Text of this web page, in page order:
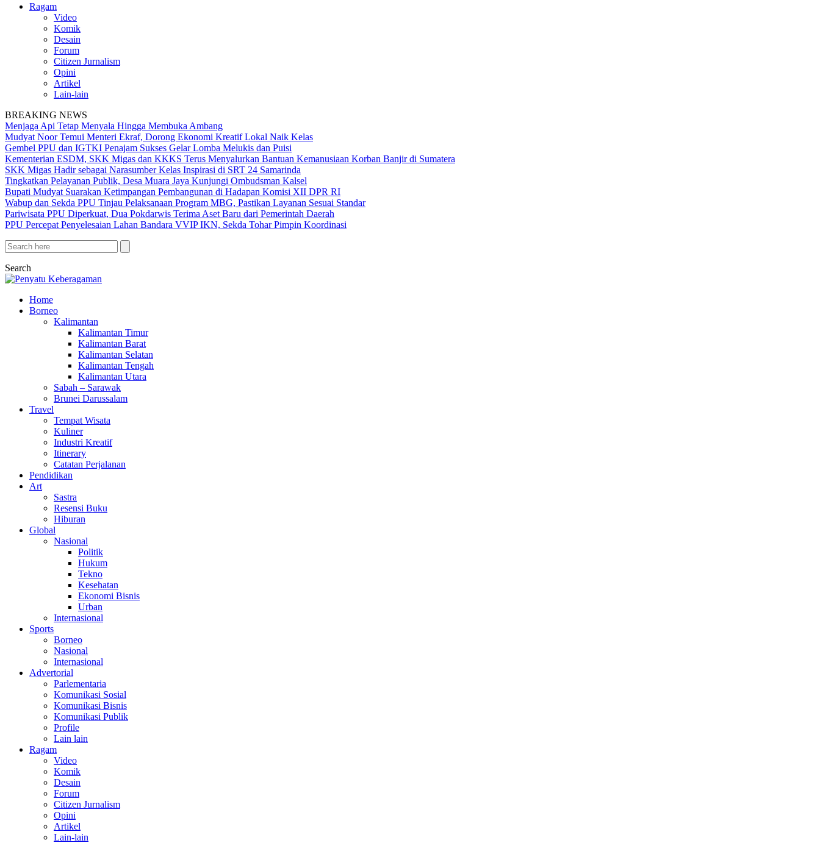
Ragam
Video
Komik
Desain
Forum
Citizen Jurnalism
Opini
Artikel
Lain-lain
BREAKING NEWS
Menjaga Api Tetap Menyala Hingga Membuka Ambang
Mudyat Noor Temui Menteri Ekraf, Dorong Ekonomi Kreatif Lokal Naik Kelas
Gembel PPU dan IGTKI Penajam Sukses Gelar Lomba Melukis dan Puisi
Kementerian ESDM, SKK Migas dan KKKS Terus Menyalurkan Bantuan Kemanusiaan Korban Banjir di Sumatera
SKK Migas Hadir sebagai Narasumber Kelas Inspirasi di SRT 24 Samarinda
Tingkatkan Pelayanan Publik, Desa Muara Jaya Kunjungi Ombudsman Kalsel
Bupati Mudyat Suarakan Ketimpangan Pembangunan di Hadapan Komisi XII DPR RI
Wabup dan Sekda PPU Tinjau Pelaksanaan Program MBG, Pastikan Layanan Sesuai Standar
Pariwisata PPU Diperkuat, Dua Pokdarwis Terima Aset Baru dari Pemerintah Daerah
PPU Percepat Penyelesaian Lahan Bandara VVIP IKN, Sekda Tohar Pimpin Koordinasi
Search
Home
Borneo
Kalimantan
Kalimantan Timur
Kalimantan Barat
Kalimantan Selatan
Kalimantan Tengah
Kalimantan Utara
Sabah – Sarawak
Brunei Darussalam
Travel
Tempat Wisata
Kuliner
Industri Kreatif
Itinerary
Catatan Perjalanan
Pendidikan
Art
Sastra
Resensi Buku
Hiburan
Global
Nasional
Politik
Hukum
Tekno
Kesehatan
Ekonomi Bisnis
Urban
Internasional
Sports
Borneo
Nasional
Internasional
Advertorial
Parlementaria
Komunikasi Sosial
Komunikasi Bisnis
Komunikasi Publik
Profile
Lain lain
Ragam
Video
Komik
Desain
Forum
Citizen Jurnalism
Opini
Artikel
Lain-lain